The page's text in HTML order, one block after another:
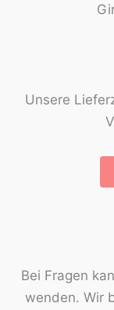
Unsere
Bei Fragen
wenden. Wir